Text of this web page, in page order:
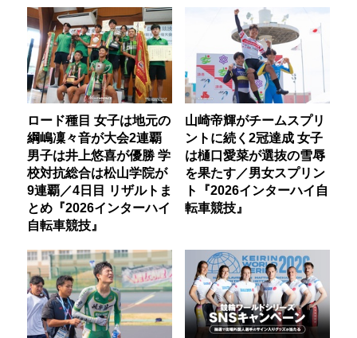
ロード種目 女子は地元の
綱嶋凜々音が大会2連覇
男子は井上悠喜が優勝 学
校対抗総合は松山学院が
9連覇／4日目 リザルトま
とめ『2026インターハイ
自転車競技』
山崎帝輝がチームスプリ
ントに続く2冠達成 女子
は樋口愛菜が選抜の雪辱
を果たす／男女スプリン
ト『2026インターハイ自
転車競技』